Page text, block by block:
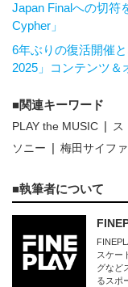
Japan Finalへの切符
Cypher」
6年ぶりの復活開催
2025」コンテンツ＆
関連キーワード
PLAY the MUSIC ス
ソニー
梅田サイフ
執筆者について
スケー
グなど
るスポ